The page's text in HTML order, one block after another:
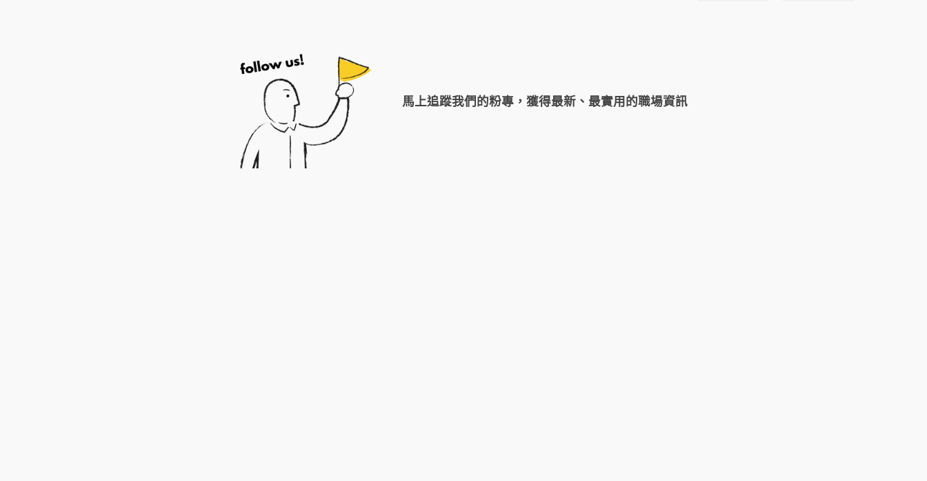
馬上追蹤我們的粉專，獲得最新、最實用的職場資訊